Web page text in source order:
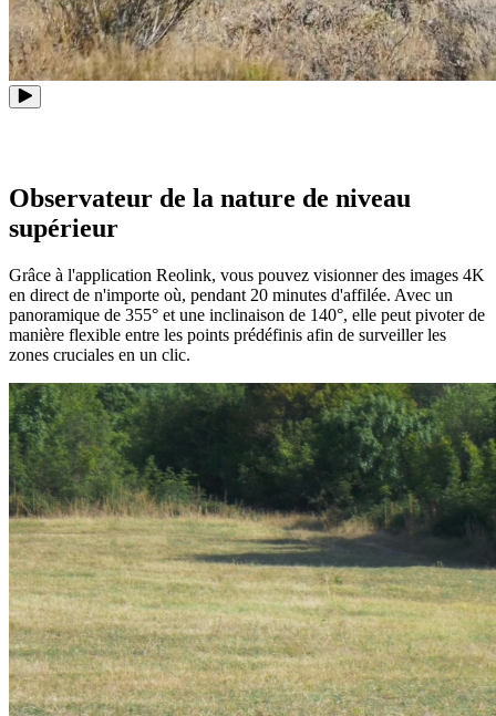
Observateur de la nature de niveau
supérieur
Grâce à l'application Reolink, vous pouvez visionner des images 4K
en direct de n'importe où, pendant 20 minutes d'affilée. Avec un
panoramique de 355° et une inclinaison de 140°, elle peut pivoter de
manière flexible entre les points prédéfinis afin de surveiller les
zones cruciales en un clic.